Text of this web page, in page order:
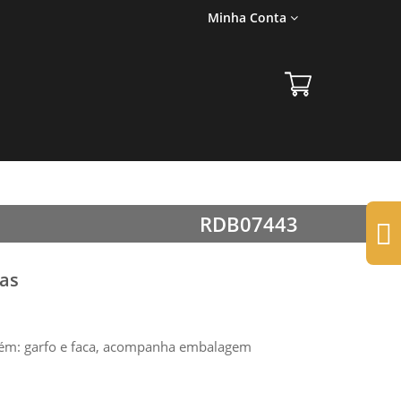
Minha Conta
RDB07443
garfo e faca, acompanha embalagem